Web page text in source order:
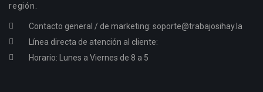
región.
Contacto general / de marketing: soporte@trabajosihay.la
Línea directa de atención al cliente:
Horario: Lunes a Viernes de 8 a 5